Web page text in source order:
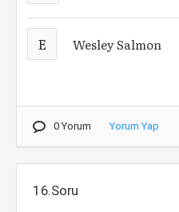
E Wesley Salmon
0 Yorum Yorum Yap
16.Soru